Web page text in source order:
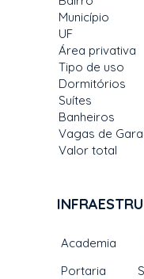
Município
UF
Área privativa
Tipo de uso
Dormitórios
Suítes
Banheiros
Vagas de
Valor total
Academia
Portaria